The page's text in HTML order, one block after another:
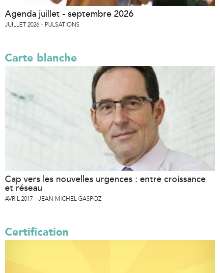
Agenda juillet - septembre 2026
JUILLET 2026 PULSATIONS
Carte blanche
Cap vers les nouvelles urgences : entre croissance
et réseau
AVRIL 2017 JEAN-MICHEL GASPOZ
Certification